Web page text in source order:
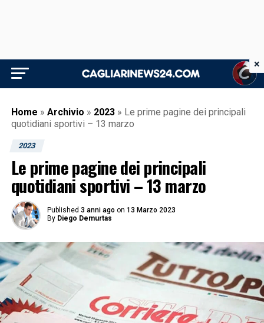
Home » Archivio » 2023 » Le prime pagine dei principali
quotidiani sportivi – 13 marzo
2023
Le prime pagine dei principali
quotidiani sportivi – 13 marzo
Published 3 anni ago on 13 Marzo 2023
By Diego Demurtas
×